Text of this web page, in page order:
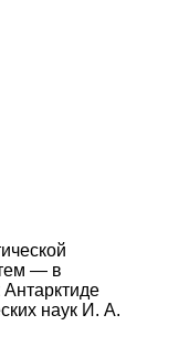
— в
наук И. А.